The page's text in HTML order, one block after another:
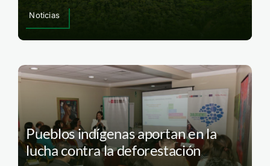
Noticias
Pueblos indígenas aportan en la
lucha contra la deforestación